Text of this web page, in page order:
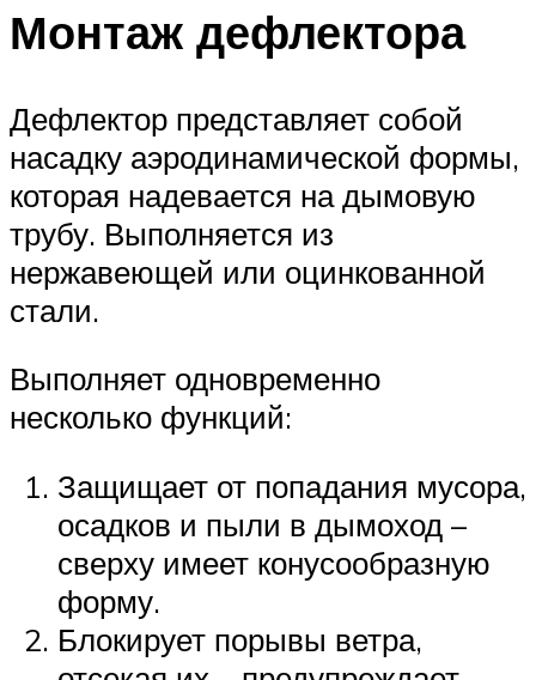
Монтаж дефлектора
Дефлектор представляет собой
насадку аэродинамической формы,
которая надевается на дымовую
трубу. Выполняется из
нержавеющей или оцинкованной
стали.
Выполняет одновременно
несколько функций:
Защищает от попадания мусора,
осадков и пыли в дымоход –
сверху имеет конусообразную
форму.
Блокирует порывы ветра,